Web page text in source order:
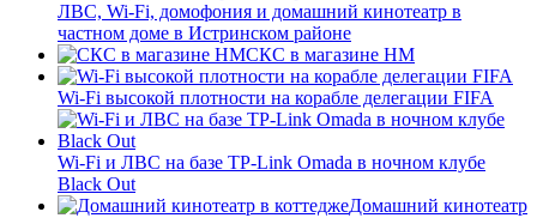
ЛВС, Wi-Fi, домофония и домашний кинотеатр в
частном доме в Истринском районе
СКС в магазине HM
Wi-Fi высокой плотности на корабле делегации FIFA
Wi-Fi и ЛВС на базе TP-Link Omada в ночном клубе
Black Out
Домашний кинотеатр